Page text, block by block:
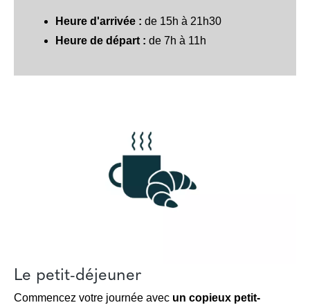
Heure d'arrivée : de 15h à 21h30
Heure de départ : de 7h à 11h
Le petit-déjeuner
Commencez votre journée avec un copieux petit-